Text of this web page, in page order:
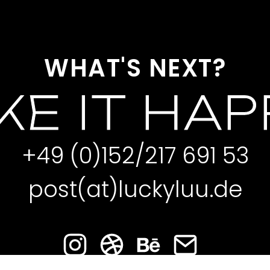
WHAT'S NEXT?
IT
+49 (0)152/217 691 53
post(at)luckyluu.de